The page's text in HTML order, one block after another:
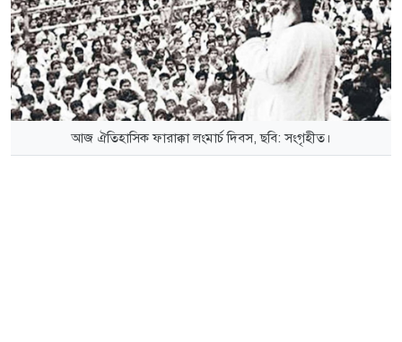
আজ ঐতিহাসিক ফারাক্কা লংমার্চ দিবস, ছবি: সংগৃহীত।